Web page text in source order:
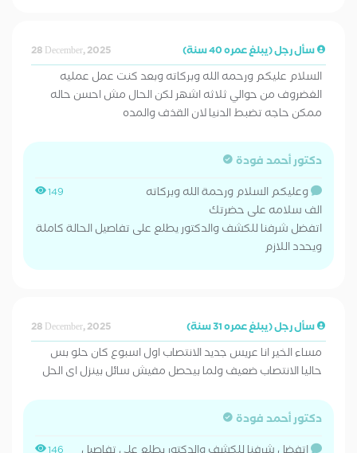
سأل رجل (يبلغ عمره 40 سنة) 28 December, 2025
السلام عليكم ورحمه الله وبركاته وبعد كنت عمل عمليه
الغضروف من حوالي ثلاثه اشهر لكن الحال مش احسن حاله
ممكن حاجه تضبط الدنيا لان القذف والمده
دكتور أحمد فودة
149
وعليكم السلام ورحمة الله وبركاته
الف سلامه على حضرتك
اتفضل شرفنا للكشف والدكتور يطلع على تفاصيل الحالة كاملة
ويحدد اللازم
سأل رجل (يبلغ عمره 31 سنة) 28 December, 2025
مساء الخير انا عريس جديد الانتصاب اول اسبوع كان حلو بس
حاليا الانتصاب ضعيف ولما بيحصل مفيش سائل بينزل اى الحل
دكتور أحمد فودة